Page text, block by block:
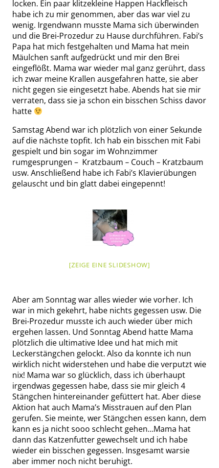
locken. Ein paar klitzekleine Happen Hackfleisch
habe ich zu mir genommen, aber das war viel zu
wenig. Irgendwann musste Mama sich überwinden
und die Brei-Prozedur zu Hause durchführen. Fabi’s
Papa hat mich festgehalten und Mama hat mein
Mäulchen sanft aufgedrückt und mir den Brei
eingeflößt. Mama war wieder mal ganz gerührt, dass
ich zwar meine Krallen ausgefahren hatte, sie aber
nicht gegen sie eingesetzt habe. Abends hat sie mir
verraten, dass sie ja schon ein bisschen Schiss davor
hatte
Samstag Abend war ich plötzlich von einer Sekunde
auf die nächste topfit. Ich hab ein bisschen mit Fabi
gespielt und bin sogar im Wohnzimmer
rumgesprungen – Kratzbaum – Couch – Kratzbaum
usw. Anschließend habe ich Fabi’s Klavierübungen
gelauscht und bin glatt dabei eingepennt!
[ZEIGE EINE SLIDESHOW]
Aber am Sonntag war alles wieder wie vorher. Ich
war in mich gekehrt, habe nichts gegessen usw. Die
Brei-Prozedur musste ich auch wieder über mich
ergehen lassen. Und Sonntag Abend hatte Mama
plötzlich die ultimative Idee und hat mich mit
Leckerstängchen gelockt. Also da konnte ich nun
wirklich nicht widerstehen und habe die verputzt wie
nix! Mama war so glücklich, dass ich überhaupt
irgendwas gegessen habe, dass sie mir gleich 4
Stängchen hintereinander gefüttert hat. Aber diese
Aktion hat auch Mama’s Misstrauen auf den Plan
gerufen. Sie meinte, wer Stängchen essen kann, dem
kann es ja nicht sooo schlecht gehen…Mama hat
dann das Katzenfutter gewechselt und ich habe
wieder ein bisschen gegessen. Insgesamt warsie
aber immer noch nicht beruhigt.